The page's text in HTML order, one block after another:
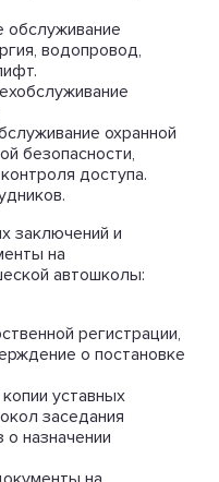
обслуживание
водопровод,
охранной
безопасности,
доступа.
заключений и
на
автошколы:
регистрации,
о постановке
уставных
заседания
назначении